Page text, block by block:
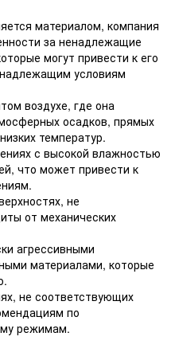
материалом, компания
за ненадлежащие
могут привести к его
условиям
воздухе, где она
осадков, прямых
температур.
с высокой влажностью
что может привести к
не
от механических
агрессивными
материалами, которые
не соответствующих
по
режимам.